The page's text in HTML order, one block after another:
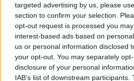
targeted advertising by us, please
section to confirm your selection.
opt-out request is processed you
interest-based ads based on
us or personal information disclosed
your opt-out. You may separately
disclosure of your personal
IAB’s list of downstream
OTPReal-time árfolyamInformációs
850 millió forintos forgalom az OTP
bankpapírok az elmúlt heti
jelenleg a legjobban teljesítők a
erősödéssel. A vezető részvények
került lejjebb, míg az olaj